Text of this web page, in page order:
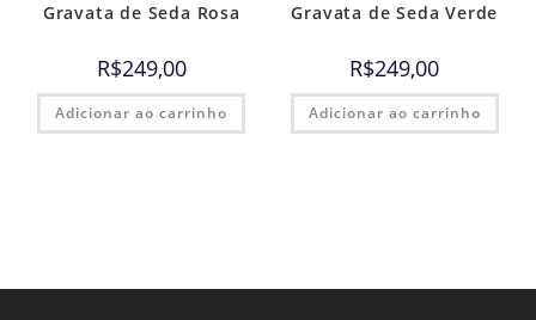
Gravata de Seda Rosa
R$249,00
Adicionar ao carrinho
Gravata de Seda Verde
R$249,00
Adicionar ao carrinho